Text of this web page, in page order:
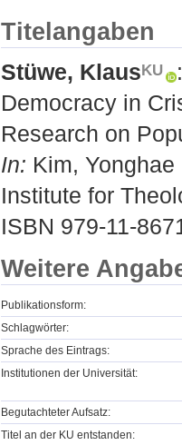
Titelangaben
Stüwe, Klaus
:
Democracy in
Research on
In: Kim,
Institute for
ISBN 979-11-
Weitere
Publikationsform:
Schlagwörter:
Sprache des Eintrags:
Institutionen der Universität:
Begutachteter Aufsatz:
Titel an der KU entstanden: